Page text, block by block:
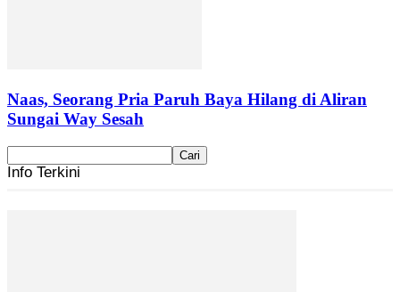
Naas, Seorang Pria Paruh Baya Hilang di Aliran
Sungai Way Sesah
Info Terkini